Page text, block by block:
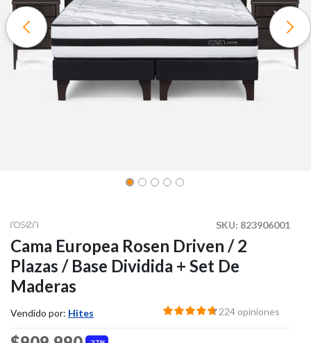
SKU: 823906001
Cama Europea Rosen Driven / 2
Plazas / Base Dividida + Set De
Maderas
Vendido por: Hites 224 opiniones